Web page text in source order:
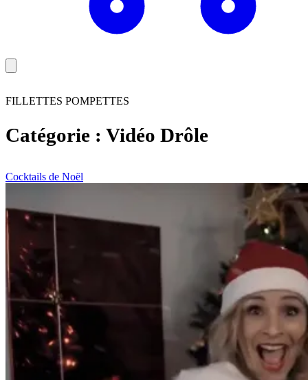
FILLETTES POMPETTES
Catégorie : Vidéo Drôle
Cocktails de Noël